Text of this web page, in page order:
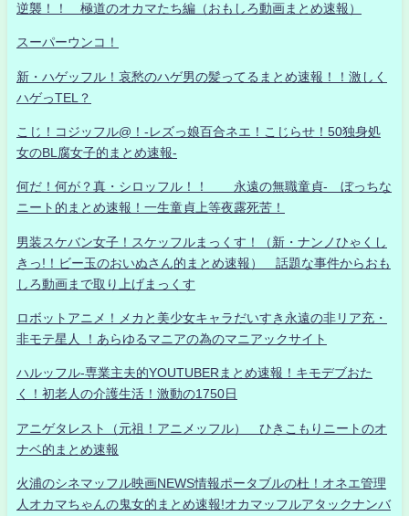
逆襲！！ 極道のオカマたち編（おもしろ動画まとめ速報）
スーパーウンコ！
新・ハゲッフル！哀愁のハゲ男の髪ってるまとめ速報！！激しく
ハゲっTEL？
こじ！コジッフル@！-レズっ娘百合ネエ！こじらせ！50独身処
女のBL腐女子的まとめ速報-
何だ！何が？真・シロッフル！！ 永遠の無職童貞- ぼっちな
ニート的まとめ速報！一生童貞上等夜露死苦！
男装スケバン女子！スケッフルまっくす！（新・ナンノひゃくし
きっ!！ビー玉のおいぬさん的まとめ速報） 話題な事件からおも
しろ動画まで取り上げまっくす
ロボットアニメ！メカと美少女キャラだいすき永遠の非リア充・
非モテ星人 ！あらゆるマニアの為のマニアックサイト
ハルッフル-専業主夫的YOUTUBERまとめ速報！キモデブおた
く！初老人の介護生活！激動の1750日
アニゲタレスト（元祖！アニメッフル） ひきこもりニートのオ
ナベ的まとめ速報
火浦のシネマッフル映画NEWS情報ポータブルの杜！オネエ管理
人オカマちゃんの鬼女的まとめ速報!オカマッフルアタックナンバ